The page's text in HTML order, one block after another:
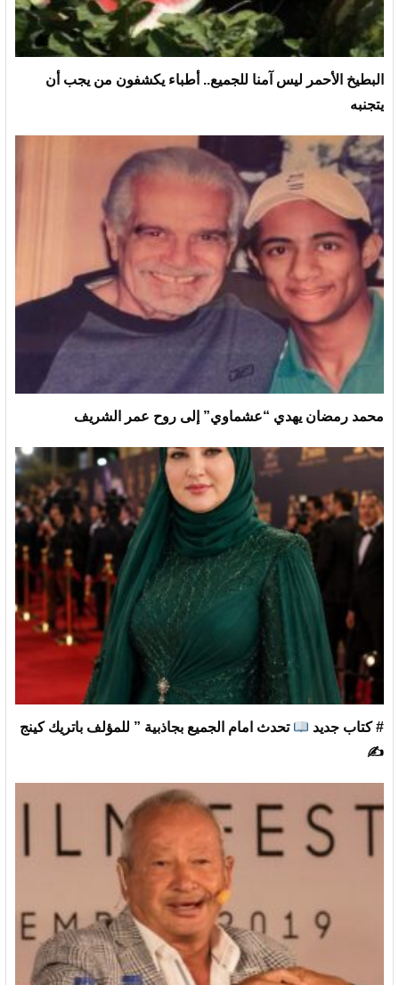
البطيخ الأحمر ليس آمنا للجميع.. أطباء يكشفون من يجب أن
يتجنبه
محمد رمضان يهدي “عشماوي” إلى روح عمر الشريف
# كتاب جديد
تحدث امام الجميع بجاذبية ” للمؤلف باتريك كينج
✍